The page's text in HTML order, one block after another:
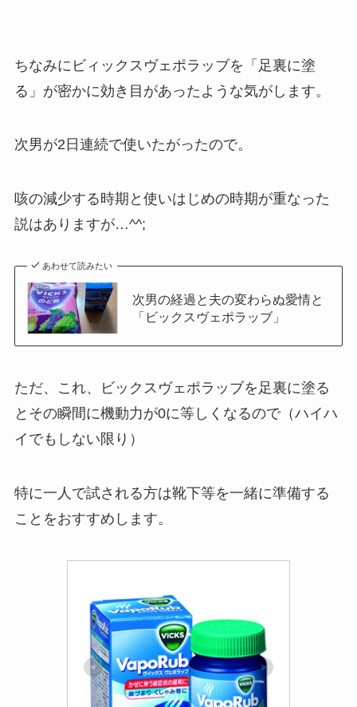
ちなみにビィックスヴェポラッブを「足裏に塗
る」が密かに効き目があったような気がします。
次男が2日連続で使いたがったので。
咳の減少する時期と使いはじめの時期が重なった
説はありますが…^^;
あわせて読みたい
次男の経過と夫の変わらぬ愛情と
「ビックスヴェポラッブ」
ただ、これ、ビックスヴェポラッブを足裏に塗る
とその瞬間に機動力が0に等しくなるので（ハイハ
イでもしない限り）
特に一人で試される方は靴下等を一緒に準備する
ことをおすすめします。